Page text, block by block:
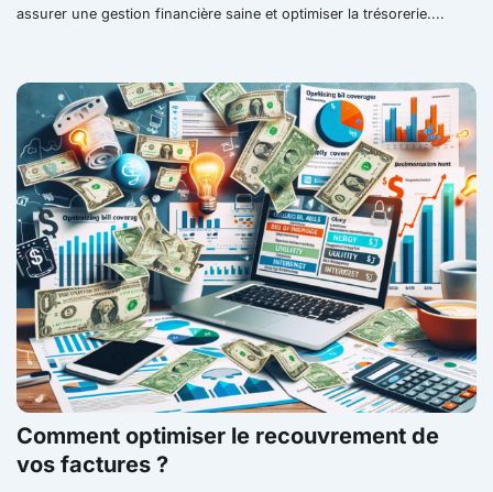
assurer une gestion financière saine et optimiser la trésorerie....
Comment optimiser le recouvrement de
vos factures ?